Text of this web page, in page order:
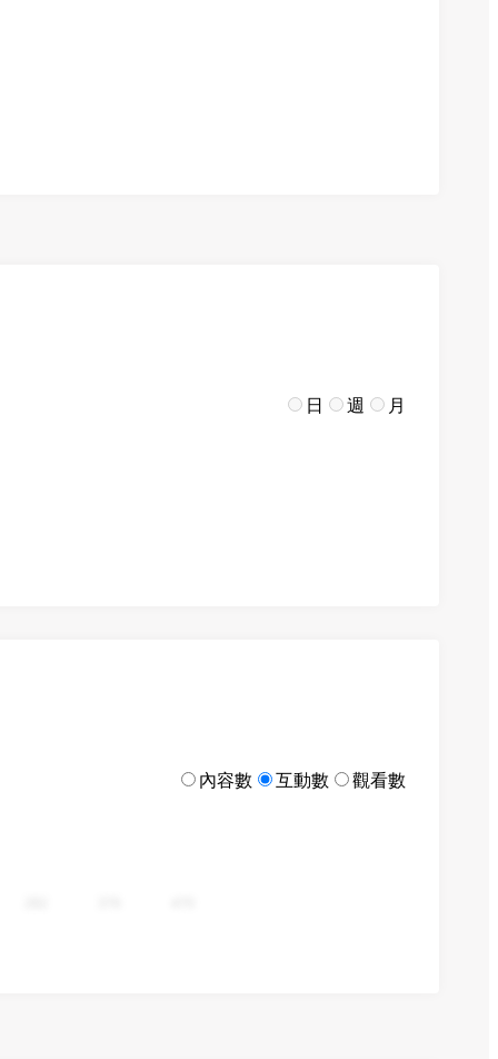
日 週 月
內容數 互動數 觀看數